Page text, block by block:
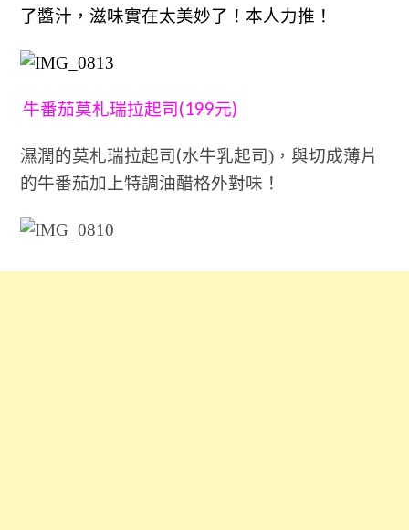
了醬汁，滋味實在太美妙了！本人力推！
牛番茄莫札瑞拉起司(199元)
濕潤的莫札瑞拉起司(水牛乳起司)，與切成薄片
的牛番茄加上特調油醋格外對味！